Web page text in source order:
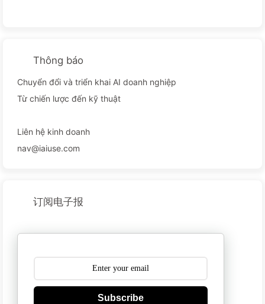
Thông báo
Chuyển đổi và triển khai AI doanh nghiệp
Từ chiến lược đến kỹ thuật
Liên hệ kinh doanh
nav@iaiuse.com
订阅电子报
Subscribe